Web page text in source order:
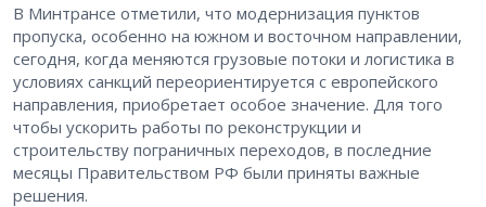
В Минтрансе отметили, что модернизация пунктов
пропуска, особенно на южном и восточном направлении,
сегодня, когда меняются грузовые потоки и логистика в
условиях санкций переориентируется с европейского
направления, приобретает особое значение. Для того
чтобы ускорить работы по реконструкции и
строительству пограничных переходов, в последние
месяцы Правительством РФ были приняты важные
решения.